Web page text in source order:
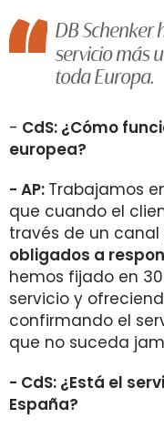
DB Schenker
servicio más
toda Europa.
- CdS: ¿Cómo
europea?
- AP: Trabajamos
que cuando el
través de un
obligados a
hemos fijado en
servicio y
confirmando el
que no suceda
- CdS: ¿Está el
España?